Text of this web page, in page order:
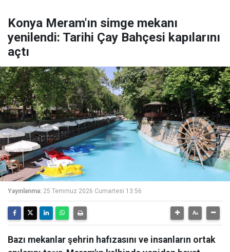
Konya Meram'ın simge mekanı
yenilendi: Tarihi Çay Bahçesi kapılarını
açtı
Yayınlanma: 25 Temmuz 2026 Cumartesi 13:56
Bazı mekanlar şehrin hafızasını ve insanların ortak